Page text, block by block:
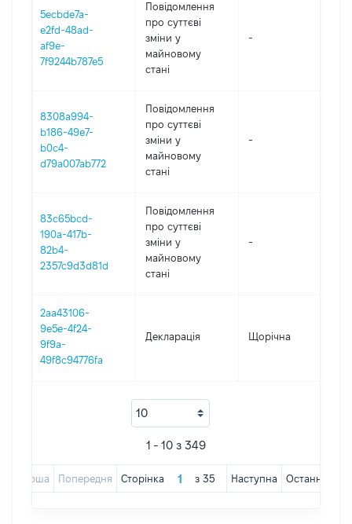
5ecbde7a-
e2fd-48ad-
af9e-
7f9244b787e5
Повідомлення
про суттєві
зміни y
майновому
стані
-
8308a994-
b186-49e7-
b0c4-
d79a007ab772
Повідомлення
про суттєві
зміни y
майновому
стані
-
83c65bcd-
190a-417b-
82b4-
2357c9d3d81d
Повідомлення
про суттєві
зміни y
майновому
стані
-
2aa43106-
9e5e-4f24-
9f9a-
49f8c94776fa
Декларація Щорічна
1 - 10 з 349
Перша Попередня Сторінка з 35 Наступна Остання